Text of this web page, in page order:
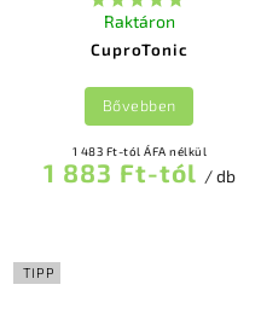
CuproTonic
Raktáron
1 483 Ft-tól ÁFA nélkül
1 883 Ft-tól / db
Bővebben
TIPP